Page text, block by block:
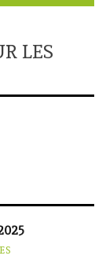
LES